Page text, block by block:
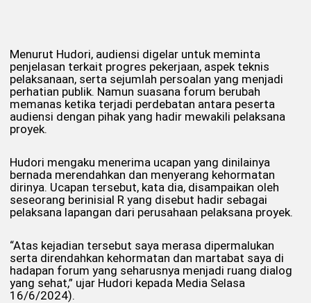
Menurut Hudori, audiensi digelar untuk meminta
penjelasan terkait progres pekerjaan, aspek teknis
pelaksanaan, serta sejumlah persoalan yang menjadi
perhatian publik. Namun suasana forum berubah
memanas ketika terjadi perdebatan antara peserta
audiensi dengan pihak yang hadir mewakili pelaksana
proyek.
Hudori mengaku menerima ucapan yang dinilainya
bernada merendahkan dan menyerang kehormatan
dirinya. Ucapan tersebut, kata dia, disampaikan oleh
seseorang berinisial R yang disebut hadir sebagai
pelaksana lapangan dari perusahaan pelaksana proyek.
“Atas kejadian tersebut saya merasa dipermalukan
serta direndahkan kehormatan dan martabat saya di
hadapan forum yang seharusnya menjadi ruang dialog
yang sehat,” ujar Hudori kepada Media Selasa
16/6/2024).